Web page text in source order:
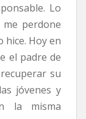
Lo
perdone
Hoy en
el padre de
su
jóvenes y
la misma